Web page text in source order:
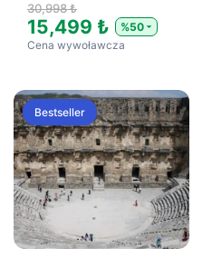
30,998 ₺
15,499 ₺
%50
Cena wywoławcza
Bestseller